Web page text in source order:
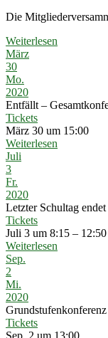
Die
Weiterlesen
März
30
Mo.
2020
Entfällt –
Tickets
März 30 um 15:00
Weiterlesen
Juli
3
Fr.
2020
Letzter Schultag
Tickets
Juli 3 um 8:15 – 12:50
Weiterlesen
Sep.
2
Mi.
2020
Grundstufenkonferenz
Tickets
Sep. 2 um 13:00